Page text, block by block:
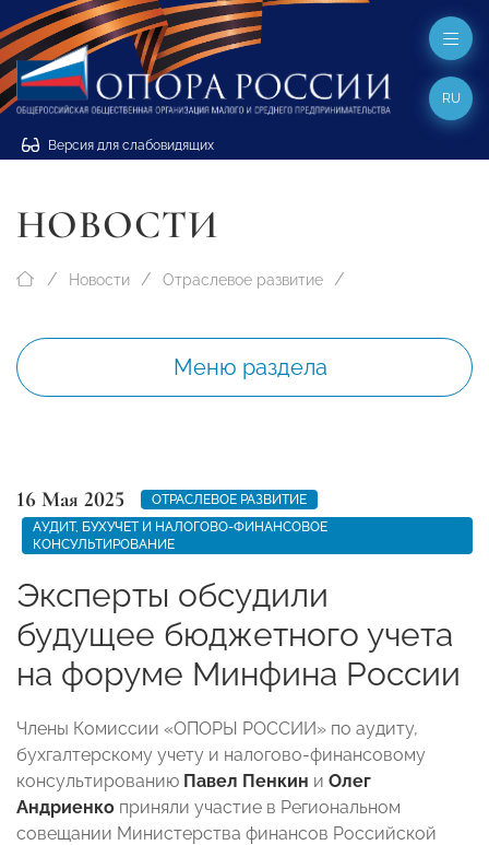
Версия для слабовидящих
RU
НОВОСТИ
Новости Отраслевое развитие
Меню раздела
16 Мая 2025
ОТРАСЛЕВОЕ РАЗВИТИЕ
АУДИТ, БУХУЧЕТ И НАЛОГОВО-ФИНАНСОВОЕ
КОНСУЛЬТИРОВАНИЕ
Эксперты обсудили
будущее бюджетного учета
на форуме Минфина России
Члены Комиссии «ОПОРЫ РОССИИ» по аудиту,
бухгалтерскому учету и налогово-финансовому
консультированию Павел Пенкин и Олег
Андриенко приняли участие в Региональном
совещании Министерства финансов Российской